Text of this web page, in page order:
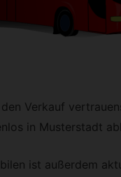
Verkauf
in Musterstadt
ist außerdem